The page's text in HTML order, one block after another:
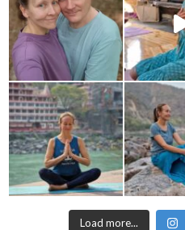
Load more...